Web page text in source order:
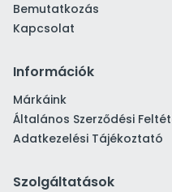
Bemutatkozás
Kapcsolat
Információk
Márkáink
Általános Szerződési
Adatkezelési Tájékoztató
Szolgáltatások